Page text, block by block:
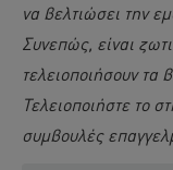
να βελτιώσει την
Συνεπώς, είναι
τελειοποιήσουν τα
Τελειοποιήστε το
συμβουλές